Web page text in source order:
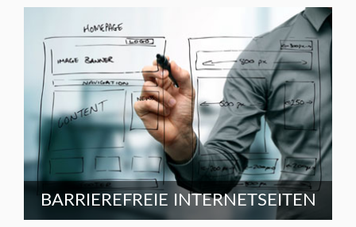
BARRIEREFREIE INTERNETSEITEN